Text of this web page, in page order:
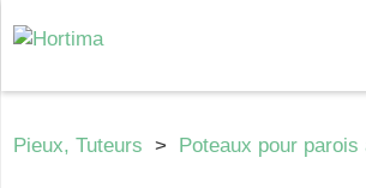
Pieux, Tuteurs > Poteaux pour parois